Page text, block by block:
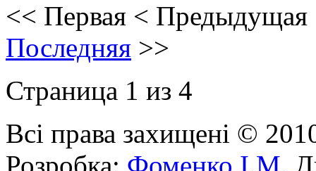
<< Первая < Предыдущая
Последняя >>
Страница 1 из 4
Всі права захищені ©